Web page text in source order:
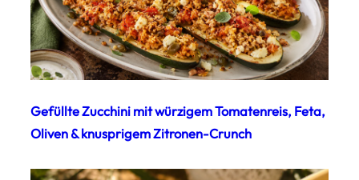
Gefüllte Zucchini mit würzigem Tomatenreis, Feta,
Oliven & knusprigem Zitronen-Crunch